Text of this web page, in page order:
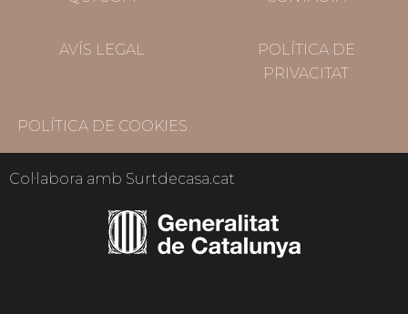
AVÍS LEGAL
POLÍTICA DE
PRIVACITAT
POLÍTICA DE COOKIES
Col·labora amb Surtdecasa.cat